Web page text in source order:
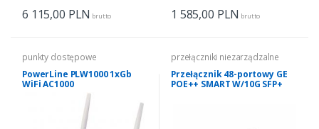
6 115,00 PLN brutto 1 585,00 PLN brutto
punkty dostępowe
PowerLine PLW1000 1xGb
WiFi AC1000
przełączniki niezarządzalne
Przełącznik 48-portowy GE
POE++ SMART W/10G SFP+